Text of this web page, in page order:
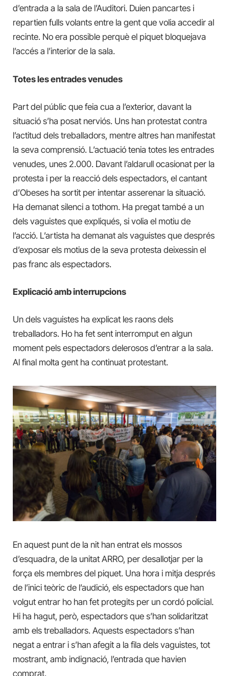
d’entrada a la sala de l’Auditori. Duien pancartes i
repartien fulls volants entre la gent que volia accedir al
recinte. No era possible perquè el piquet bloquejava
l’accés a l’interior de la sala.
Totes les entrades venudes
Part del públic que feia cua a l’exterior, davant la
situació s’ha posat nerviós. Uns han protestat contra
l’actitud dels treballadors, mentre altres han manifestat
la seva comprensió. L’actuació tenia totes les entrades
venudes, unes 2.000. Davant l’aldarull ocasionat per la
protesta i per la reacció dels espectadors, el cantant
d’Obeses ha sortit per intentar asserenar la situació.
Ha demanat silenci a tothom. Ha pregat també a un
dels vaguistes que expliqués, si volia el motiu de
l’acció. L’artista ha demanat als vaguistes que després
d’exposar els motius de la seva protesta deixessin el
pas franc als espectadors.
Explicació amb interrupcions
Un dels vaguistes ha explicat les raons dels
treballadors. Ho ha fet sent interromput en algun
moment pels espectadors delerosos d’entrar a la sala.
Al final molta gent ha continuat protestant.
En aquest punt de la nit han entrat els mossos
d’esquadra, de la unitat ARRO, per desallotjar per la
força els membres del piquet. Una hora i mitja després
de l’inici teòric de l’audició, els espectadors que han
volgut entrar ho han fet protegits per un cordó policial.
Hi ha hagut, però, espectadors que s’han solidaritzat
amb els treballadors. Aquests espectadors s’han
negat a entrar i s’han afegit a la fila dels vaguistes, tot
mostrant, amb indignació, l’entrada que havien
comprat.